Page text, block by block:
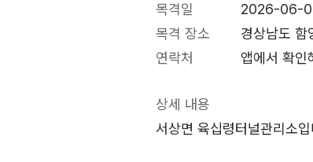
목격일
2026-06-
목격 장소
경상남도 함
연락처
앱에서 확인
상세 내용
서상면 육십령터널관리소입